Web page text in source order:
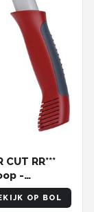
RR***
-
kracht -
OP BOL